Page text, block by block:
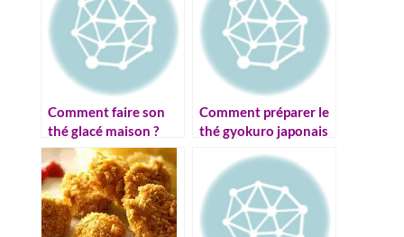
Comment faire son
thé glacé maison ?
Comment préparer le
thé gyokuro japonais